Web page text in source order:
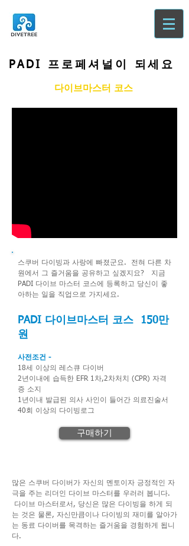
PADI 프로페셔널이 되세요
다이브마스터 코스
스쿠버 다이빙과 사랑에 빠졌군요. 전혀 다른 차
원에서 그 즐거움을 공유하고 싶겠지요? 지금
PADI 다이브 마스터 코스에 등록하고 당신이 좋
아하는 일을 직업으로 가지세요.
PADI 다이브마스터 코스 150만
원
사전조건 -
18세 이상의 레스큐 다이버
2년이내에 습득한 EFR 1차,2차처치 (CPR) 자격
증 소지
1년이내 발급된 의사 사인이 들어간 의료진술서
40회 이상의 다이빙로그
구매하기
많은 스쿠버 다이버가 자신의 멘토이자 긍정적인 자
극을 주는 리더인 다이브 마스터를 우러러 봅니다.
다이브 마스터로서, 당신은 많은 다이빙을 하게 되
는 것은 물론, 자신만큼이나 다이빙의 재미를 알아가
는 동료 다이버를 목격하는 즐거움을 경험하게 됩니
다.